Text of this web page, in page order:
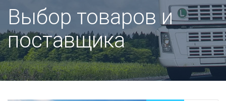
Выбор товаров и
поставщика